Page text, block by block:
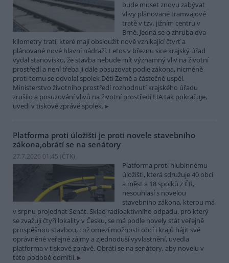
bude muset znovu zabývat
vlivy plánované tramvajové
tratě v tzv. jižním centru v
Brně. Jedná se o zhruba dva
kilometry tratí, které mají obsloužit nově vznikající čtvrť a
plánované nové hlavní nádraží. Letos v březnu sice krajský úřad
vydal stanovisko, že stavba nebude mít významný vliv na životní
prostředí a není třeba ji dále posuzovat podle zákona, nicméně
proti tomu se odvolal spolek Děti Země a částečně uspěl.
Ministerstvo životního prostředí rozhodnutí krajského úřadu
zrušilo a posuzování vlivů na životní prostředí EIA tak pokračuje,
uvedl v tiskové zprávě spolek.
Platforma proti úložišti je proti novele stavebního
zákona,obrátí se na senátory
27.7.2026 01:45 (ČTK)
Platforma proti hlubinnému
úložišti, která sdružuje 40 obcí
a měst a 18 spolků z ČR,
nesouhlasí s novelou
stavebního zákona, kterou má
v srpnu projednat Senát. Sklad radioaktivního odpadu, pro který
se zvažují čtyři lokality v Česku, se má podle novely stát veřejně
prospěšnou stavbou, což omezí možnosti obcí i krajů hájit své
oprávněné veřejné zájmy a zjednoduší vyvlastnění, uvedla
platforma v tiskové zprávě. Obrátí se na senátory, aby novelu v
této podobě odmítli.